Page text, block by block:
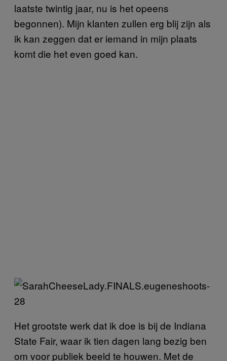
laatste twintig jaar, nu is het opeens
begonnen). Mijn klanten zullen erg blij zijn als
ik kan zeggen dat er iemand in mijn plaats
komt die het even goed kan.
Het grootste werk dat ik doe is bij de Indiana
State Fair, waar ik tien dagen lang bezig ben
om voor publiek beeld te houwen. Met de